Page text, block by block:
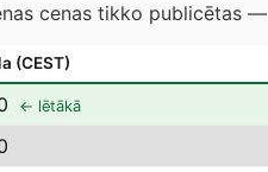
cenas tikko publicētas
(CEST)
← lētākā